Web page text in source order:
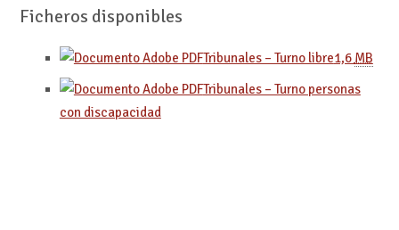
Ficheros disponibles
Tribunales – Turno libre1,6 MB
Tribunales – Turno personas
con discapacidad